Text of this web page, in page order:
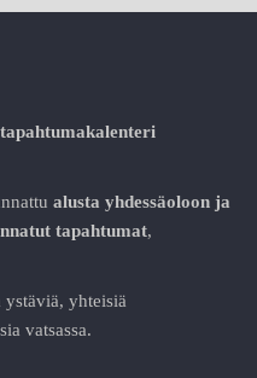
alusta yhdessäoloon ja
tapahtumat,
yhteisiä
vatsassa.